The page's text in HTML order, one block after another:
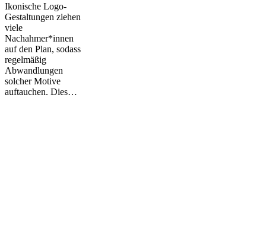
Ikonische Logo-
Gestaltungen ziehen
viele
Nachahmer*innen
auf den Plan, sodass
regelmäßig
Abwandlungen
solcher Motive
auftauchen. Dies…